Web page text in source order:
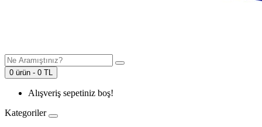
0 ürün - 0 TL
Alışveriş sepetiniz boş!
Kategoriler